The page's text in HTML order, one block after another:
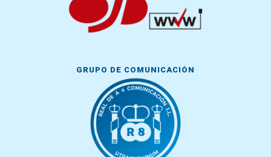
GRUPO DE COMUNICACIÓN